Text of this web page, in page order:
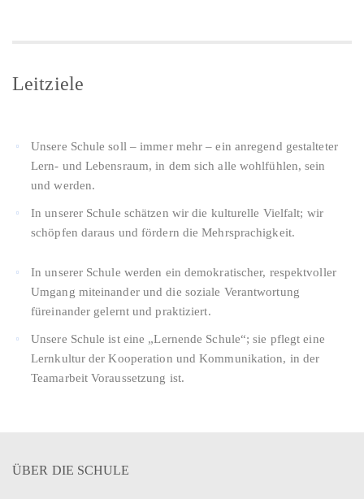
Leitziele
Unsere Schule soll – immer mehr – ein anregend gestalteter
Lern- und Lebensraum, in dem sich alle wohlfühlen, sein
und werden.
In unserer Schule schätzen wir die kulturelle Vielfalt; wir
schöpfen daraus und fördern die Mehrsprachigkeit.
In unserer Schule werden ein demokratischer, respektvoller
Umgang miteinander und die soziale Verantwortung
füreinander gelernt und praktiziert.
Unsere Schule ist eine „Lernende Schule“; sie pflegt eine
Lernkultur der Kooperation und Kommunikation, in der
Teamarbeit Voraussetzung ist.
ÜBER DIE SCHULE